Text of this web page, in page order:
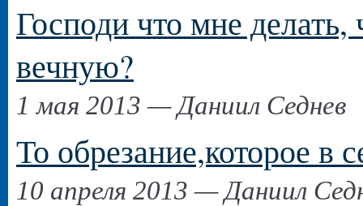
Господи что мне
вечную?
1 мая 2013 — Даниил Седнев
То обрезание,которое в
10 апреля 2013 — Даниил